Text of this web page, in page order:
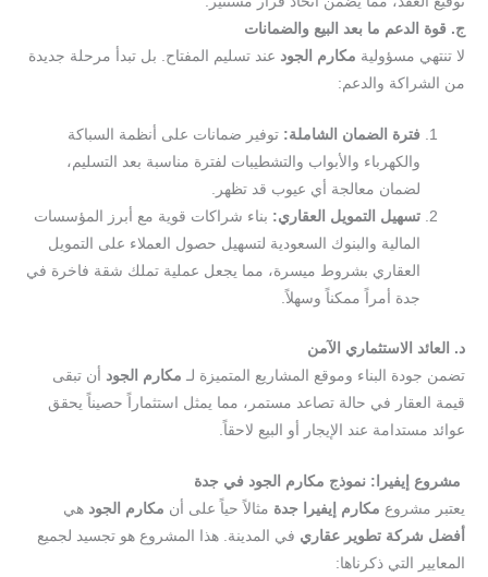
ج. قوة الدعم ما بعد البيع والضمانات
لا تنتهي مسؤولية مكارم الجود عند تسليم المفتاح. بل تبدأ مرحلة جديدة
من الشراكة والدعم:
فترة الضمان الشاملة: توفير ضمانات على أنظمة السباكة
والكهرباء والأبواب والتشطيبات لفترة مناسبة بعد التسليم،
لضمان معالجة أي عيوب قد تظهر.
تسهيل التمويل العقاري: بناء شراكات قوية مع أبرز المؤسسات
المالية والبنوك السعودية لتسهيل حصول العملاء على التمويل
العقاري بشروط ميسرة، مما يجعل عملية تملك شقة فاخرة في
جدة أمراً ممكناً وسهلاً.
د. العائد الاستثماري الآمن
تضمن جودة البناء وموقع المشاريع المتميزة لـ مكارم الجود أن تبقى
قيمة العقار في حالة تصاعد مستمر، مما يمثل استثماراً حصيناً يحقق
عوائد مستدامة عند الإيجار أو البيع لاحقاً.
مشروع إيفيرا: نموذج مكارم الجود في جدة
يعتبر مشروع مكارم إيفيرا جدة مثالاً حياً على أن مكارم الجود هي
أفضل شركة تطوير عقاري في المدينة. هذا المشروع هو تجسيد لجميع
المعايير التي ذكرناها: